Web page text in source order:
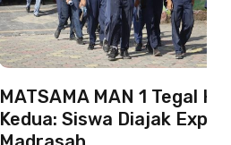
MATSAMA MAN 1 Tegal
Kedua: Siswa Diajak